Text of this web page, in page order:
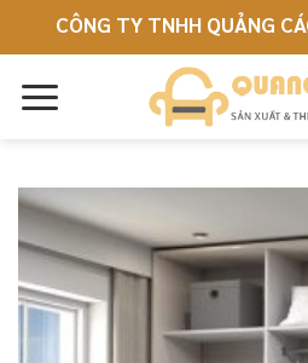
CÔNG TY TNHH QUẢNG CÁO